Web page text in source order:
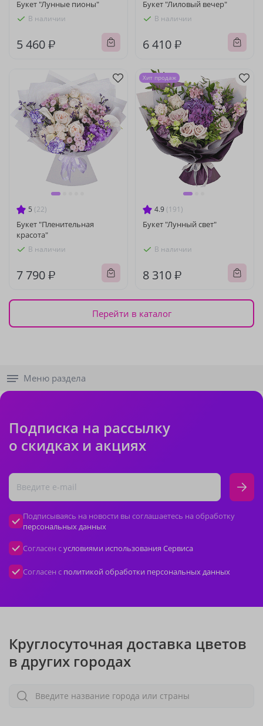
Букет "Лунные пионы"
В наличии
5 460 ₽
Букет "Лиловый вечер"
В наличии
6 410 ₽
5 (22)
Букет "Пленительная
красота"
В наличии
7 790 ₽
4.9 (191)
Букет "Лунный свет"
В наличии
8 310 ₽
Хит продаж
Перейти в каталог
Меню раздела
Подписка на рассылку
о скидках и акциях
Подписываясь на новости вы соглашаетесь на обработку
персональных данных
Согласен сусловиями использования Сервиса
Согласен с политикой обработки персональных данных
Круглосуточная доставка цветов
в других городах
Введите название города или страны